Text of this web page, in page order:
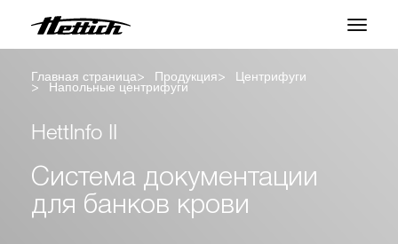
Продукция
Приложения
Центр поддержки
О нас
Главная страница Продукция Центрифуги
Напольные центрифуги
HettInfo II
Система документации
для банков крови